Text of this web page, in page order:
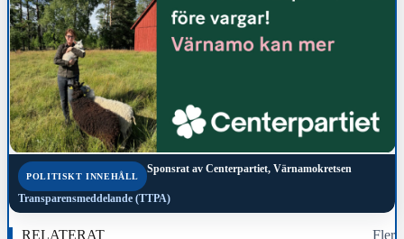
POLITISKT INNEHÅLL
Sponsrat av Centerpartiet, Värnamokretsen
Transparensmeddelande (TTPA)
RELATERAT Fler